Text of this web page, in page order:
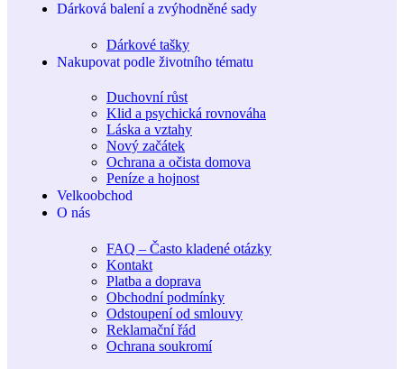
Dárková balení a zvýhodněné sady
Dárkové tašky
Nakupovat podle životního tématu
Duchovní růst
Klid a psychická rovnováha
Láska a vztahy
Nový začátek
Ochrana a očista domova
Peníze a hojnost
Velkoobchod
O nás
FAQ – Často kladené otázky
Kontakt
Platba a doprava
Obchodní podmínky
Odstoupení od smlouvy
Reklamační řád
Ochrana soukromí